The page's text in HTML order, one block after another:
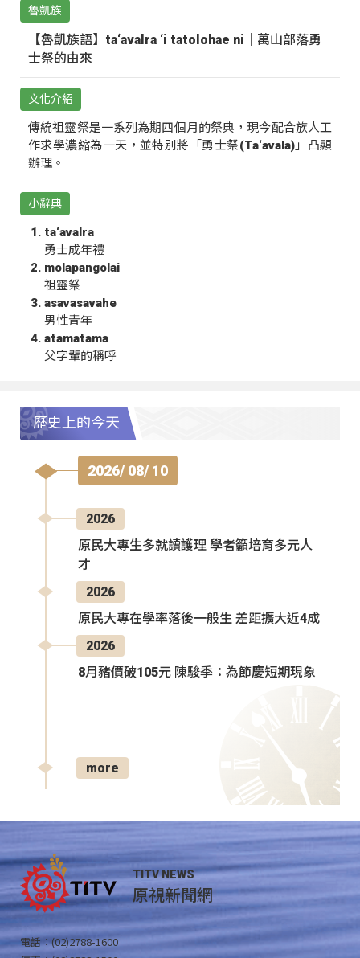
魯凱族
【魯凱族語】ta‘avalra ‘i tatolohae ni｜萬山部落勇
士祭的由來
文化介紹
傳統祖靈祭是一系列為期四個月的祭典，現今配合族人工
作求學濃縮為一天，並特別將「勇士祭(Ta‘avala)」凸顯
辦理。
小辭典
ta‘avalra
勇士成年禮
molapangolai
祖靈祭
asavasavahe
男性青年
atamatama
父字輩的稱呼
歷史上的今天
2026/ 08/ 10
2026
原民大專生多就讀護理 學者籲培育多元人
才
2026
原民大專在學率落後一般生 差距擴大近4成
2026
8月豬價破105元 陳駿季：為節慶短期現象
more
TITV NEWS
原視新聞網
電話：(02)2788-1600